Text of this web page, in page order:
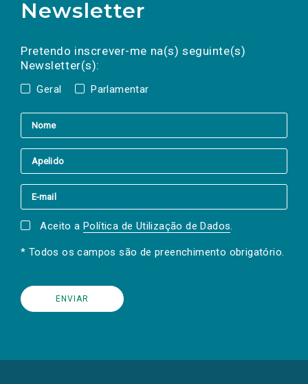
Newsletter
Pretendo inscrever-me na(s) seguinte(s)
Newsletter(s):
Geral Parlamentar
a(s) newsletter(s).
mail
Aceito a Política de Utilização de Dados.
* Todos os campos são de preenchimento obrigatório.